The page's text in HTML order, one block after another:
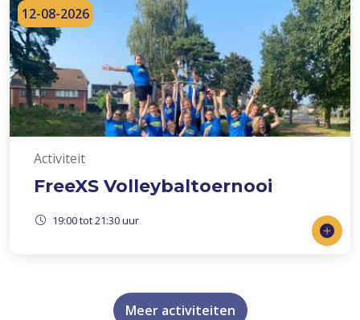
12-08-2026
Activiteit
FreeXS Volleybaltoernooi
19:00 tot 21:30 uur
Meer activiteiten